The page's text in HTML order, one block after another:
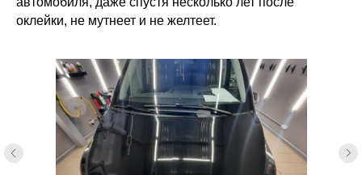
оклейки, не мутнеет и не желтеет.